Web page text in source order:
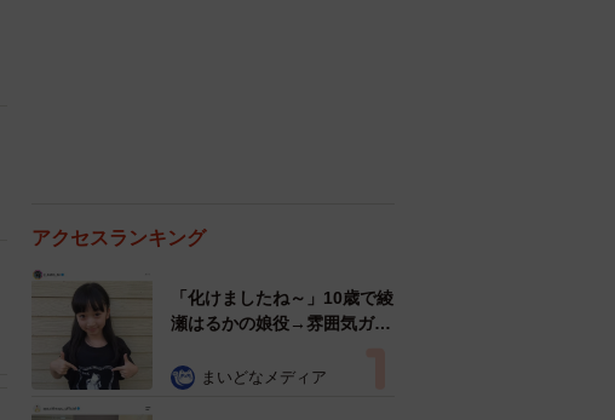
アクセスランキング
「化けましたね～」10歳で綾
瀬はるかの娘役→雰囲気ガラ
雰囲気が」「宝塚に入れそ
まいどなメディア